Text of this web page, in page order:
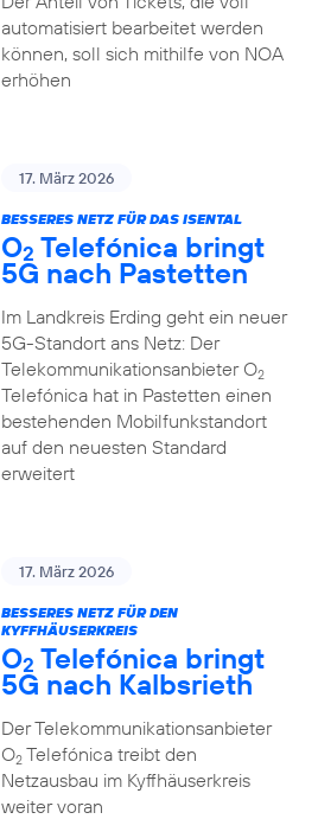
automatisiert bearbeitet werden
können, soll sich mithilfe von NOA
erhöhen
17. März 2026
BESSERES NETZ FÜR DAS ISENTAL
O2 Telefónica bringt
5G nach Pastetten
Im Landkreis Erding geht ein neuer
5G-Standort ans Netz: Der
Telekommunikationsanbieter O2
Telefónica hat in Pastetten einen
bestehenden Mobilfunkstandort
auf den neuesten Standard
erweitert
17. März 2026
BESSERES NETZ FÜR DEN
KYFFHÄUSERKREIS
O2 Telefónica bringt
5G nach Kalbsrieth
Der Telekommunikationsanbieter
O2Telefónica treibt den
Netzausbau im Kyffhäuserkreis
weiter voran